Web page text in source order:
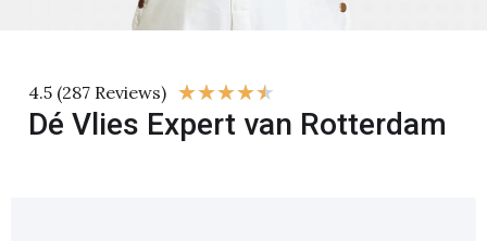
4.5 (287 Reviews) ★★★★★
Dé Vlies Expert van Rotterdam